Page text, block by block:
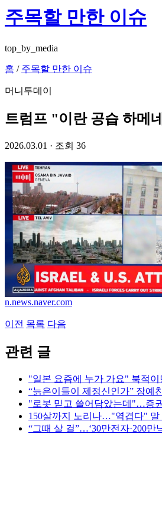
주목할 만한 이슈
top_by_media
홈 / 주목할 만한 이슈
머니투데이
트럼프 "이란 공습 하메
2026.03.01 · 조회 36
n.news.naver.com
이전 목록 다음
관련 글
"일본 요즘에 누가 가요" 북적
“늙은이들이 제정신인가” 장예
"로봇 믿고 쓸어담았는데"…증
150살까지 노리나…"역겹다" 말
“그때 살 걸”…‘30만전자·200만